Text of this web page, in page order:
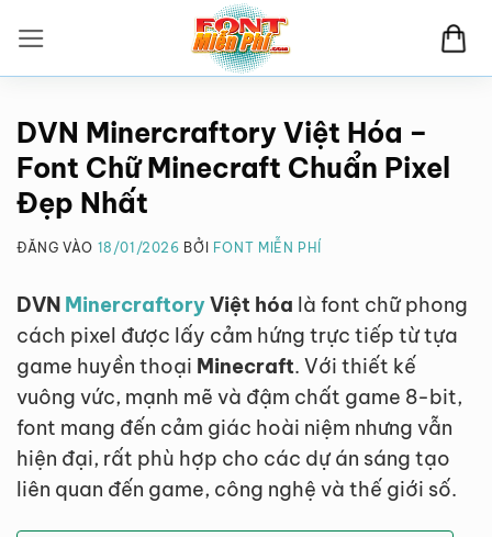
qua
nội
DVN Minercraftory Việt Hóa –
Font Chữ Minecraft Chuẩn Pixel
Đẹp Nhất
ĐĂNG VÀO 18/01/2026 BỞI FONT MIỄN PHÍ
DVN MinercraftoryViệt hóa là font chữ phong
cách pixel được lấy cảm hứng trực tiếp từ tựa
game huyền thoại Minecraft. Với thiết kế
vuông vức, mạnh mẽ và đậm chất game 8-bit,
font mang đến cảm giác hoài niệm nhưng vẫn
hiện đại, rất phù hợp cho các dự án sáng tạo
liên quan đến game, công nghệ và thế giới số.